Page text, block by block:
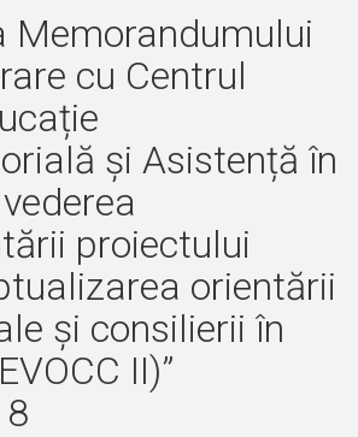
Memorandumului
cu Centrul
și Asistență în
proiectului
orientării
și consilierii în
II)”